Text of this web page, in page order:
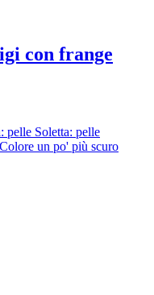
con frange
pelle Soletta: pelle
un po' più scuro